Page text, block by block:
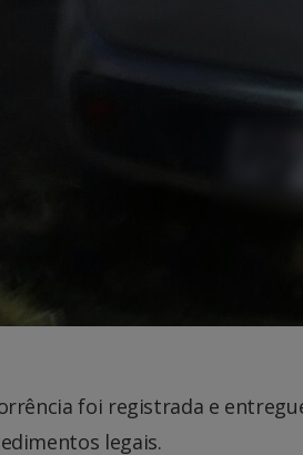
foi registrada e
legais.